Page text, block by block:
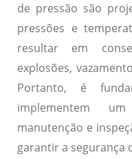
de pressão são
pressões e
resultar em
explosões,
Portanto, é
implementem
manutenção e
garantir a segurança